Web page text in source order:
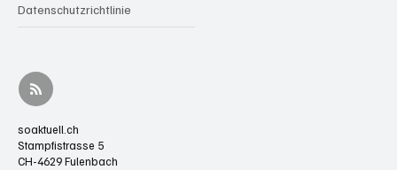
Datenschutzrichtlinie
soaktuell.ch
Stampfistrasse 5
CH-4629 Fulenbach